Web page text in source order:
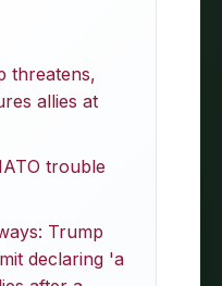
threatens,
allies at
trouble
Trump
declaring 'a